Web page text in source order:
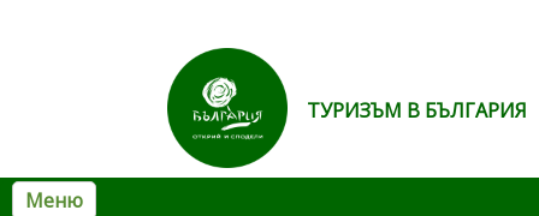
ТУРИЗЪМ В БЪЛГАРИЯ
Меню